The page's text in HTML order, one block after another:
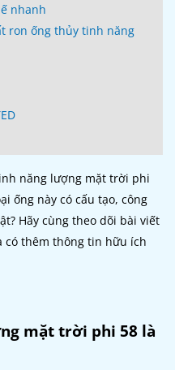
nhanh
ron ống thủy tinh năng
năng lượng mặt trời phi
ống này có cấu tạo, công
Hãy cùng theo dõi bài viết
có thêm thông tin hữu ích
mặt trời phi 58 là